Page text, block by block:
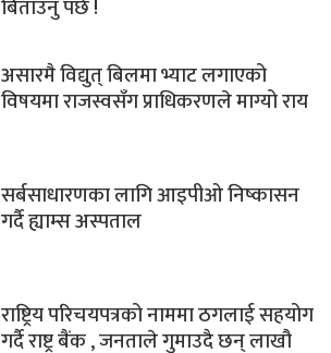
बिताउनु पर्छ !
असारमै विद्युत् बिलमा भ्याट लगाएको
विषयमा राजस्वसँग प्राधिकरणले माग्यो राय
सर्बसाधारणका लागि आइपीओ निष्कासन
गर्दै ह्याम्स अस्पताल
राष्ट्रिय परिचयपत्रको नाममा ठगलाई सहयोग
गर्दै राष्ट्र बैंक , जनताले गुमाउदै छन् लाखौ